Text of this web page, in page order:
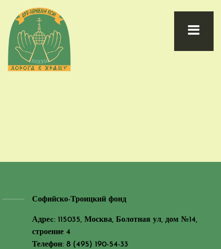
Софийско-Троицкий фонд
Адреc: 115035, Москва, Болотная ул, дом №14,
строение 4
Телефон: 8 (495) 190-54-33